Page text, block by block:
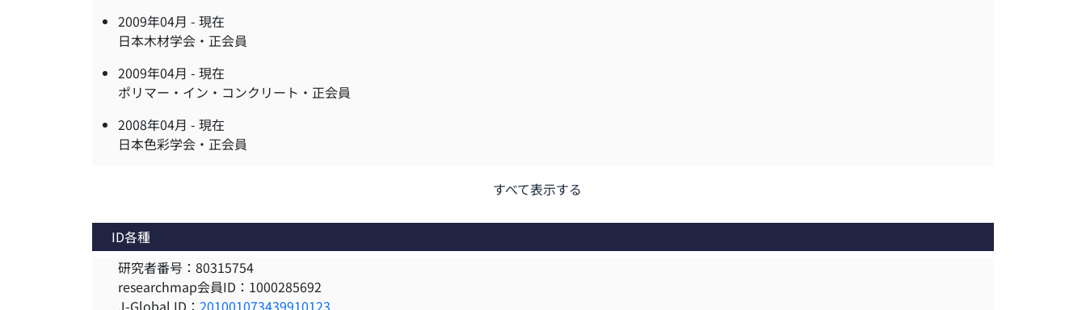
2009年04月 - 現在
日本木材学会・正会員
2009年04月 - 現在
ポリマー・イン・コンクリート・正会員
2008年04月 - 現在
日本色彩学会・正会員
すべて表示する
ID各種
研究者番号：80315754
researchmap会員ID：1000285692
J-Global ID： 201001073439910123